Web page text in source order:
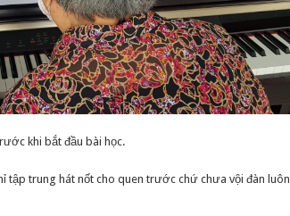
khi bắt đầu bài học.
tập trung hát nốt cho quen trước chứ chưa vội đàn luôn